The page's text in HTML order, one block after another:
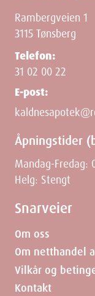
Rambergveien 1
3115 Tønsberg
Telefon:
31 02 00 22
E-post:
Åpningstider
Mandag-Fredag:
Helg: Stengt
Snarveier
Om oss
Om netthandel
Vilkår og
Kontakt